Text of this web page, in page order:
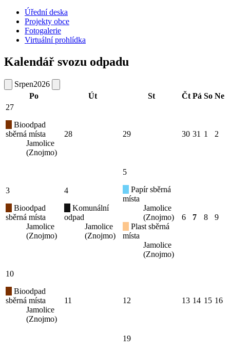
Úřední deska
Projekty obce
Fotogalerie
Virtuální prohlídka
Kalendář svozu odpadu
Srpen2026
Po
Út St Čt Pá So Ne
27
Bioodpad
sběrná místa
Jamolice
(Znojmo)
28 29 30 31 1 2
3
Bioodpad
sběrná místa
Jamolice
(Znojmo)
4
Komunální
odpad
Jamolice
(Znojmo)
5
Papír sběrná
místa
Jamolice
(Znojmo)
Plast sběrná
místa
Jamolice
(Znojmo)
6 7 8 9
10
Bioodpad
sběrná místa
Jamolice
(Znojmo)
11 12 13 14 15 16
19